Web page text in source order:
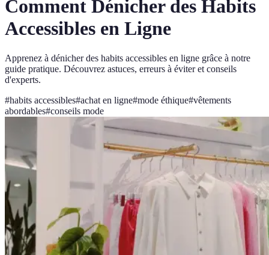
Comment Dénicher des Habits
Accessibles en Ligne
Apprenez à dénicher des habits accessibles en ligne grâce à notre
guide pratique. Découvrez astuces, erreurs à éviter et conseils
d'experts.
#habits accessibles#achat en ligne#mode éthique#vêtements
abordables#conseils mode